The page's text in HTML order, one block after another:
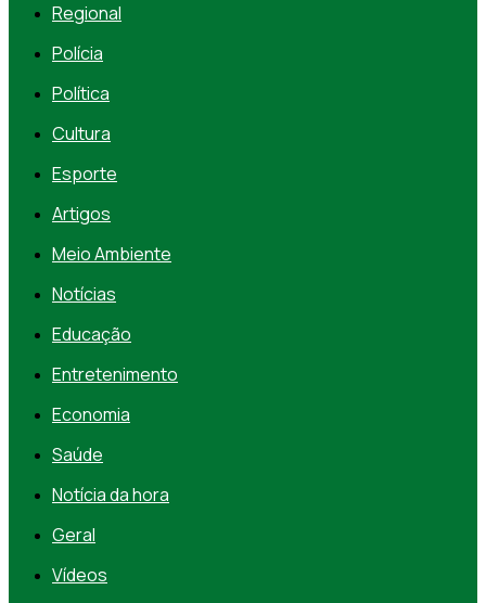
Regional
Polícia
Política
Cultura
Esporte
Artigos
Meio Ambiente
Notícias
Educação
Entretenimento
Economia
Saúde
Notícia da hora
Geral
Vídeos